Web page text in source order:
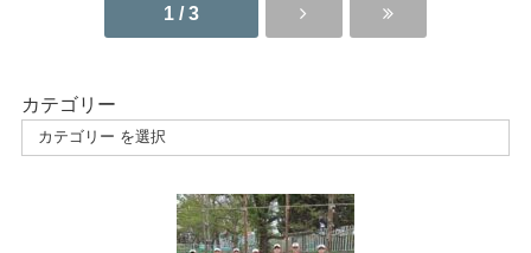
1 / 3
カテゴリー